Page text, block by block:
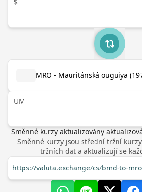
$
MRO - Mauritánská ouguiya
UM
Směnné kurzy aktualizovány
Směnné kurzy jsou střední tržní
tržních dat a aktualizují se
https://valuta.exchange/cs/bmd-to-